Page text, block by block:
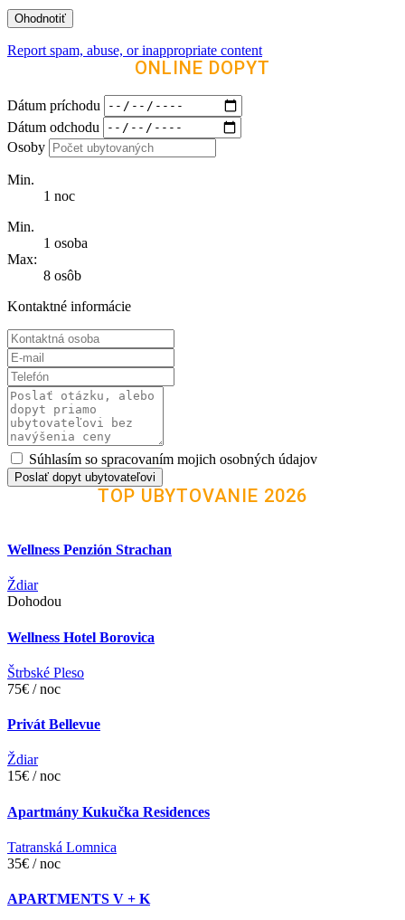
Report spam, abuse, or inappropriate content
ONLINE DOPYT
Dátum príchodu
Dátum odchodu
Osoby
Min.
1 noc
Min.
1 osoba
Max:
8 osôb
Kontaktné informácie
Súhlasím so spracovaním mojich osobných údajov
Poslať dopyt ubytovateľovi
TOP UBYTOVANIE 2026
Wellness Penzión Strachan
Ždiar
Dohodou
Wellness Hotel Borovica
Štrbské Pleso
75€ / noc
Privát Bellevue
Ždiar
15€ / noc
Apartmány Kukučka Residences
Tatranská Lomnica
35€ / noc
APARTMENTS V + K